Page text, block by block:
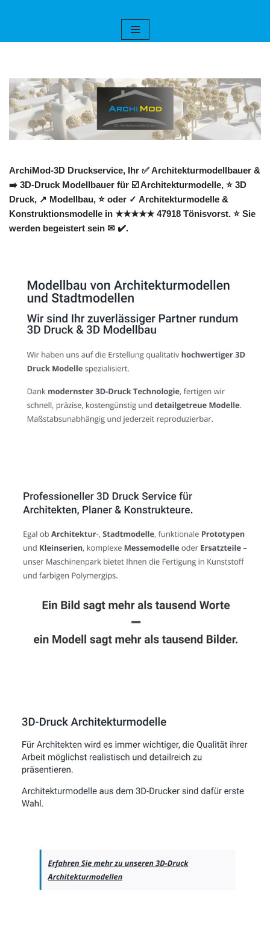
ArchiMod-3D Druckservice, Ihr ✅ Architekturmodellbauer &
➡️ 3D-Druck Modellbauer für ☑️ Architekturmodelle, ⭐ 3D
Druck, ↗️ Modellbau, ⭐ oder ✓ Architekturmodelle &
Konstruktionsmodelle in ★★★★★ 47918 Tönisvorst. ⭐ Sie
werden begeistert sein ✉ ✔️.